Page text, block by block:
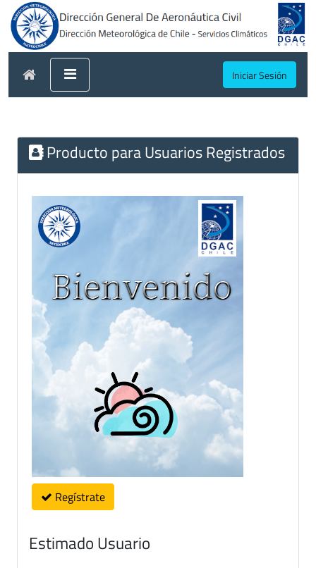
Iniciar Sesión
Producto para Usuarios Registrados
Regístrate
Estimado Usuario